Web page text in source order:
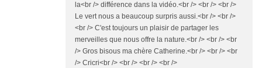
la<br /> différence dans la vidéo.<br /> <br /> <br />
Le vert nous a beaucoup surpris aussi.<br /> <br />
<br /> C'est toujours un plaisir de partager les
merveilles que nous offre la nature.<br /> <br /> <br
/> Gros bisous ma chère Catherine.<br /> <br /> <br
/> Cricri<br /> <br /> <br /> <br />